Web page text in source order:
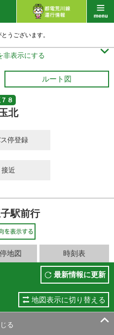
うございます。
非表示にする 
ルート図
８
北
停登録
接近
駅前行
地図 時刻表
最新情報に更新
地図表示に切り替える
る 